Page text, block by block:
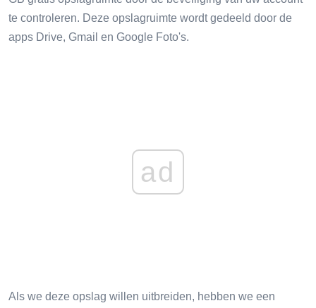
te controleren. Deze opslagruimte wordt gedeeld door de
apps Drive, Gmail en Google Foto's.
ad
Als we deze opslag willen uitbreiden, hebben we een